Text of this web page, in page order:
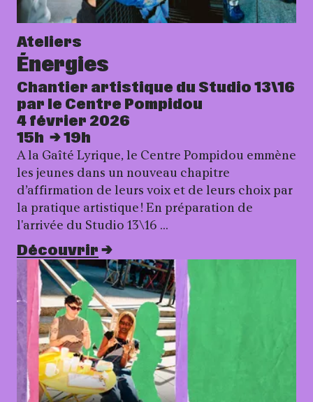
Énergies
Chantier artistique du Studio 13\16
par le Centre Pompidou
4 février 2026
15h
19h
A la Gaîté Lyrique, le Centre Pompidou emmène
les jeunes dans un nouveau chapitre
d’affirmation de leurs voix et de leurs choix par
la pratique artistique ! En préparation de
l'arrivée du Studio 13\16 …
Ateliers
Découvrir